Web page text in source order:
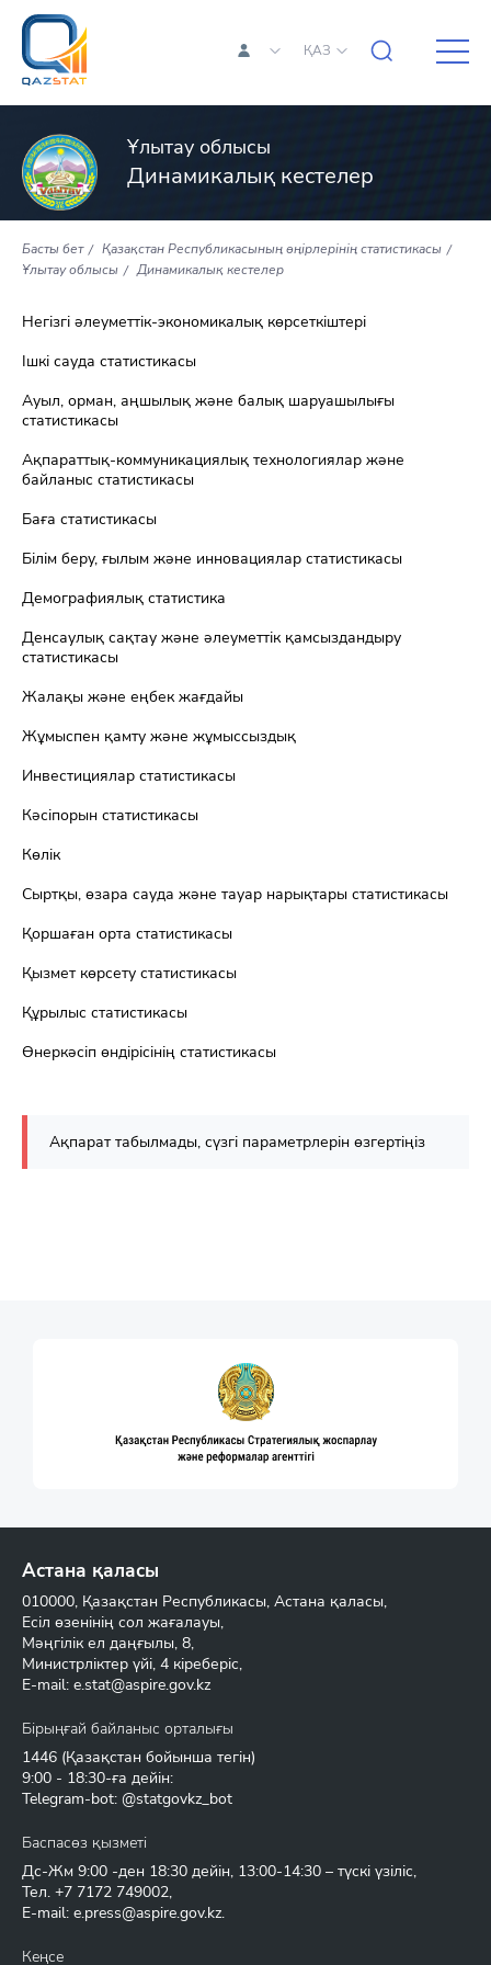
ҚАЗ
Ұлытау облысы
Динамикалық кестелер
Басты бет
Қазақстан Республикасының өңірлерінің статистикасы
Ұлытау облысы
Динамикалық кестелер
Негізгі әлеуметтік-экономикалық көрсеткіштері
Ішкі сауда статистикасы
Ауыл, орман, аңшылық және балық шаруашылығы
статистикасы
Ақпараттық-коммуникациялық технологиялар және
байланыс статистикасы
Баға статистикасы
Білім беру, ғылым және инновациялар статистикасы
Демографиялық статистика
Денсаулық сақтау және әлеуметтік қамсыздандыру
статистикасы
Жалақы және еңбек жағдайы
Жұмыспен қамту және жұмыссыздық
Инвестициялар статистикасы
Кәсіпорын статистикасы
Көлік
Сыртқы, өзара сауда және тауар нарықтары статистикасы
Қоршаған орта статистикасы
Қызмет көрсету статистикасы
Құрылыс статистикасы
Өнеркәсіп өндірісінің статистикасы
Ақпарат табылмады, сүзгі параметрлерін өзгертіңіз
Астана қаласы
010000, Қазақстан Республикасы, Астана қаласы,
Есіл өзенінің сол жағалауы,
Мәңгілік ел даңғылы, 8,
Министрліктер үйі, 4 кіреберіс,
E-mail: e.stat@aspire.gov.kz
Бірыңғай байланыс орталығы
1446 (Қазақстан бойынша тегін)
9:00 - 18:30-ға дейін:
Telegram-bot: @statgovkz_bot
Баспасөз қызметі
Дс-Жм 9:00 -ден 18:30 дейін, 13:00-14:30 – түскі үзіліс,
Тел. +7 7172 749002,
E-mail: e.press@aspire.gov.kz.
Кеңсе